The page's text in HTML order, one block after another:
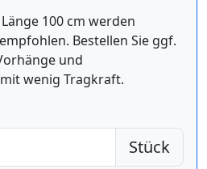
100 cm werden
empfohlen. Bestellen Sie ggf.
und
wenig Tragkraft.
Stück